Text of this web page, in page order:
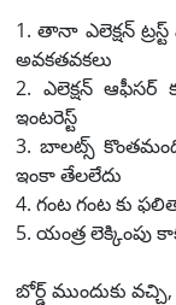
1. తానా ఎలెక్షన్
అవకతవకలు
2. ఎలెక్షన్ ఆఫీసర్
ఇంటరెస్ట్
3. బాలట్స్
ఇంకా తేలలేదు
4. గంట గంట కు
5. యంత్ర లెక్కింపు
బోర్డ్ ముందుకు